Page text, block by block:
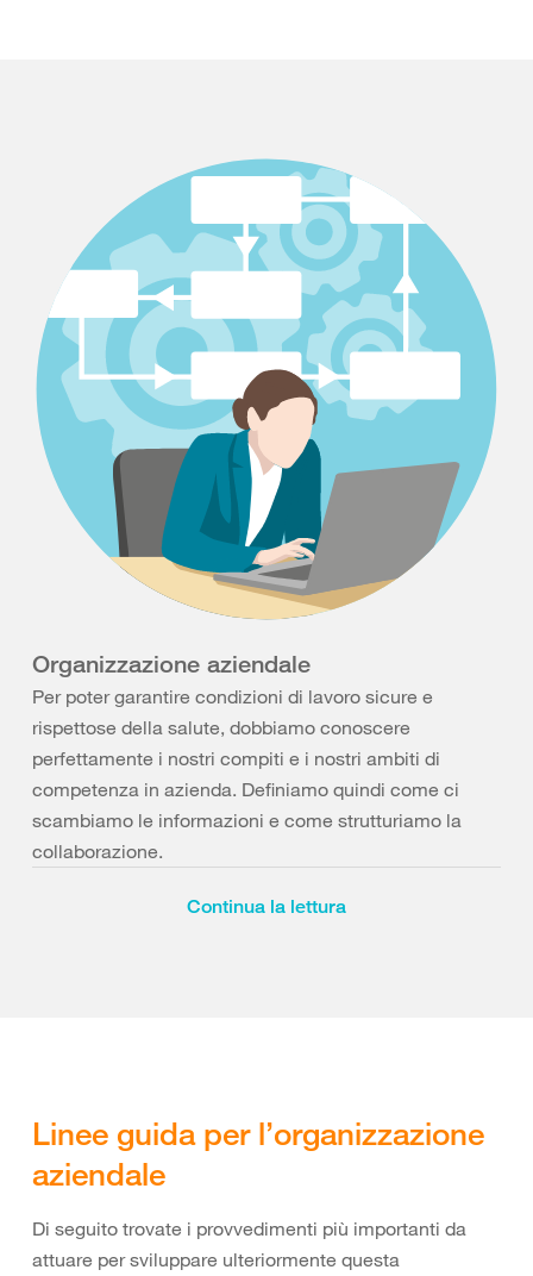
Organizzazione aziendale
Per poter garantire condizioni di lavoro sicure e
rispettose della salute, dobbiamo conoscere
perfettamente i nostri compiti e i nostri ambiti di
competenza in azienda. Definiamo quindi come ci
scambiamo le informazioni e come strutturiamo la
collaborazione.
Un sistema di gestione della sicurezza e della salute,
attivamente. L’organizzazione aziendale della
prevenzione rappresenta quindi la vera base della
cultura della prevenzione.
Continua la lettura
Linee guida per l’organizzazione
aziendale
Di seguito trovate i provvedimenti più importanti da
attuare per sviluppare ulteriormente questa